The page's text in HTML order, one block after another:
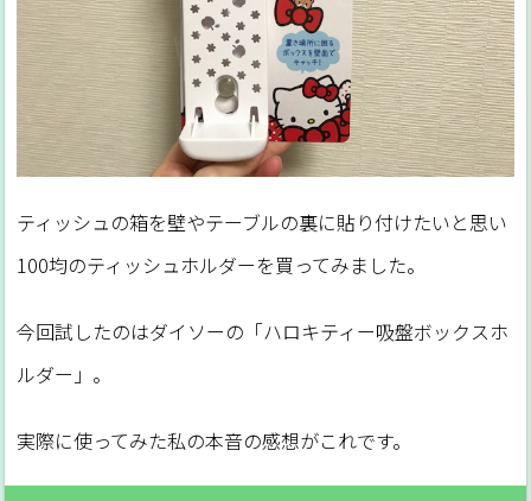
ティッシュの箱を壁やテーブルの裏に貼り付けたいと思い
100均のティッシュホルダーを買ってみました。
今回試したのはダイソーの「ハロキティー吸盤ボックスホ
ルダー」。
実際に使ってみた私の本音の感想がこれです。